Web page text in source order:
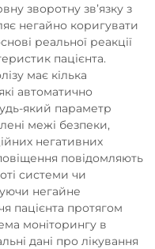
зворотну зв’язку з
негайно коригувати
реальної реакції
пацієнта.
має кілька
автоматично
який параметр
межі безпеки,
негативних
повідомляють
системи чи
негайне
пацієнта протягом
моніторингу в
дані про лікування